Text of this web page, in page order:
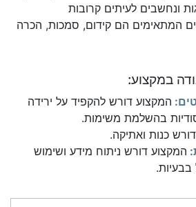
ונחשבים לעיתים קרובות
המתאימים הם קידום, סמכות, הכרה
במקצוע:
המקצוע דורש להקפיד על ירידה
בהשלמת משימות.
כנות ואתיקה.
המקצוע דורש ניתוח מידע ושימוש
בבעיות.